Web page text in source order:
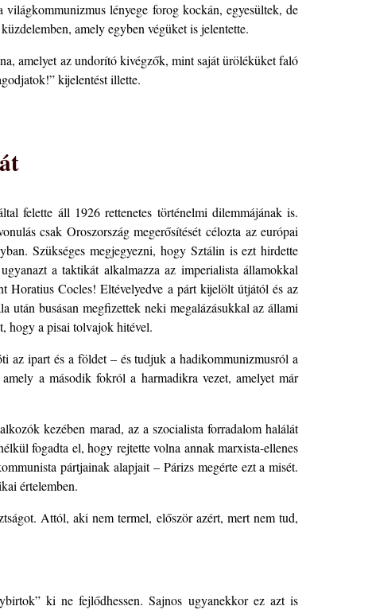
lényege forog kockán, egyesültek, de
amely egyben végüket is jelentette.
amelyet az undorító kivégzők, mint saját üröléküket faló
kijelentést illette.
felette áll 1926 rettenetes történelmi dilemmájának is.
csak Oroszország megerősítését célozta az európai
Szükséges megjegyezni, hogy Sztálin is ezt hirdette
a taktikát alkalmazza az imperialista államokkal
Horatius Cocles! Eltévelyedve a párt kijelölt útjától és az
után busásan megfizettek neki megalázásukkal az állami
hogy a pisai tolvajok hitével.
az ipart és a földet – és tudjuk a hadikommunizmusról a
a második fokról a harmadikra vezet, amelyet már
kezében marad, az a szocialista forradalom halálát
fogadta el, hogy rejtette volna annak marxista-ellenes
pártjainak alapjait – Párizs megérte ezt a misét.
értelemben.
Attól, aki nem termel, először azért, mert nem tud,
ki ne fejlődhessen. Sajnos ugyanekkor ez azt is